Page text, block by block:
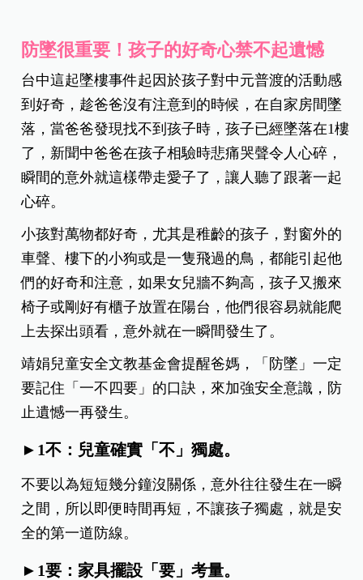
防墜很重要！孩子的好奇心禁不起遺憾
台中這起墜樓事件起因於孩子對中元普渡的活動感
到好奇，趁爸爸沒有注意到的時候，在自家房間墜
落，當爸爸發現找不到孩子時，孩子已經墜落在1樓
了，新聞中爸爸在孩子相驗時悲痛哭聲令人心碎，
瞬間的意外就這樣帶走愛子了，讓人聽了跟著一起
心碎。
小孩對萬物都好奇，尤其是稚齡的孩子，對窗外的
車聲、樓下的小狗或是一隻飛過的鳥，都能引起他
們的好奇和注意，如果女兒牆不夠高，孩子又搬來
椅子或剛好有櫃子放置在陽台，他們很容易就能爬
上去探出頭看，意外就在一瞬間發生了。
靖娟兒童安全文教基金會提醒爸媽，「防墜」一定
要記住「一不四要」的口訣，來加強安全意識，防
止遺憾一再發生。
►1不：兒童確實「不」獨處。
不要以為短短幾分鐘沒關係，意外往往發生在一瞬
之間，所以即便時間再短，不讓孩子獨處，就是安
全的第一道防線。
►1要：家具擺設「要」考量。